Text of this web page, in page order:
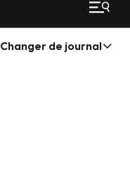
Changer de journal